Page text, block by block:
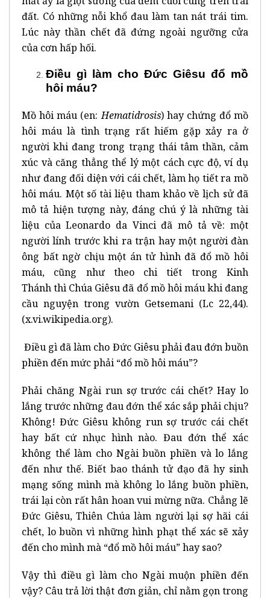
đất. Có những nỗi khổ đau làm tan nát trái tim.
Lúc này thần chết đã đứng ngoài ngưỡng cửa
của cơn hấp hối.
Điều gì làm cho Đức Giêsu đổ mồ
hôi máu?
Mồ hôi máu (en: Hematidrosis) hay chứng đổ mồ
hôi máu là tình trạng rất hiếm gặp xảy ra ở
người khi đang trong trạng thái tâm thần, cảm
xúc và căng thẳng thể lý một cách cực độ, ví dụ
như đang đối diện với cái chết, làm họ tiết ra mồ
hôi máu. Một số tài liệu tham khảo về lịch sử đã
mô tả hiện tượng này, đáng chú ý là những tài
liệu củaLeonardo da Vinciđã mô tả về: một
người lính trước khi ra trận hay một người đàn
ông bất ngờ chịu một ántử hìnhđã đổ mồ hôi
máu, cũng như theo chi tiết trong Kinh
Thánhthì Chúa Giêsuđã đổ mồ hôi máu khi đang
cầu nguyện trong vườn Getsemani (Lc 22,44).
(x.vi.wikipedia.org).
Điều gì đã làm cho Đức Giêsu phải đau đớn buồn
phiền đến mức phải “đổ mồ hôi máu”?
Phải chăng Ngài run sợ trước cái chết? Hay lo
lắng trước những đau đớn thể xác sắp phải chịu?
Không! Đức Giêsu không run sợ trước cái chết
hay bất cứ nhục hình nào. Đau đớn thể xác
không thể làm cho Ngài buồn phiền và lo lắng
đến như thế. Biết bao thánh tử đạo đã hy sinh
mạng sống mình mà không lo lắng buồn phiền,
trái lại còn rất hân hoan vui mừng nữa. Chẳng lẽ
Đức Giêsu, Thiên Chúa làm người lại sợ hãi cái
chết, lo buồn vì những hình phạt thể xác sẽ xảy
đến cho mình mà “đổ mồ hôi máu” hay sao?
Vậy thì điều gì làm cho Ngài muộn phiền đến
vậy? Câu trả lời thật đơn giản, chỉ nằm gọn trong